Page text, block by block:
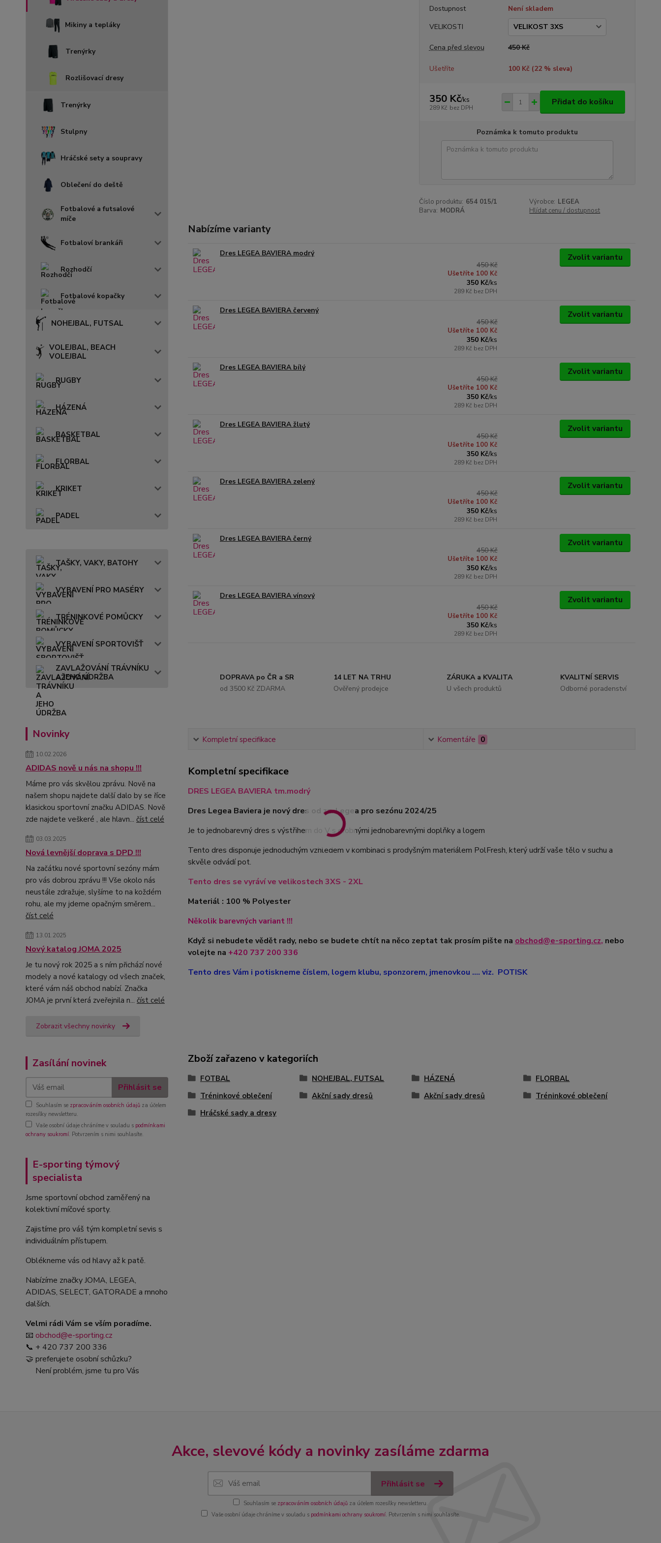
Mikiny a tepláky
Trenýrky
Rozlišovací dresy
Trenýrky
Stulpny
Hráčské sety a soupravy
Oblečení do deště
Fotbalové a futsalové
míče
Fotbaloví brankáři
Rozhodčí
Fotbalové kopačky
NOHEJBAL, FUTSAL
VOLEJBAL, BEACH
VOLEJBAL
RUGBY
HÁZENÁ
BASKETBAL
FLORBAL
KRIKET
PADEL
TAŠKY, VAKY, BATOHY
VYBAVENÍ PRO MASÉRY
TRÉNINKOVÉ POMŮCKY
VYBAVENÍ SPORTOVIŠŤ
ZAVLAŽOVÁNÍ TRÁVNÍKU
A JEHO ÚDRŽBA
Novinky
10.02.2026
ADIDAS nově u nás na shopu !!!
Máme pro vás skvělou zprávu. Nově na
našem shopu najdete další dalo by se říce
klasickou sportovní značku ADIDAS. Nově
zde najdete veškeré , ale hlavn... číst celé
03.03.2025
Nová levnější doprava s DPD !!!
Na začátku nové sportovní sezóny mám
pro vás dobrou zprávu !!! Vše okolo nás
neustále zdražuje, slyšíme to na koždém
rohu, ale my jdeme opačným směrem...
číst celé
13.01.2025
Nový katalog JOMA 2025
Je tu nový rok 2025 a s ním přichází nové
modely a nové katalogy od všech značek,
které vám náš obchod nabízí. Značka
JOMA je první která zveřejnila n... číst celé
Zobrazit všechny novinky
Zasílání novinek
Přihlásit se
Souhlasím se zpracováním osobních údajů za účelem
rozesílky newsletteru.
Vaše osobní údaje chráníme v souladu s podmínkami
ochrany soukromí. Potvrzením s nimi souhlasíte.
E-sporting týmový
specialista
Jsme sportovní obchod zaměřený na
kolektivní míčové sporty.
Zajistíme pro váš tým kompletní sevis s
individuálním přístupem.
Oblékneme vás od hlavy až k patě.
Nabízíme značky JOMA, LEGEA,
ADIDAS, SELECT, GATORADE a mnoho
dalších.
Velmi rádi Vám se vším poradíme.
📧 obchod@e-sporting.cz
📞 + 420 737 200 336
🤝 preferujete osobní schůzku?
Není problém, jsme tu pro Vás
Dostupnost
Není skladem
VELIKOSTI
Cena před slevou 450 Kč
Ušetříte 100 Kč (22% sleva)
350 Kč/ks
289 Kč bez DPH
Přidat do košíku
Poznámka k tomuto produktu
Číslo produktu: 654 015/1 Výrobce: LEGEA
Barva: MODRÁ Hlídat cenu / dostupnost
Nabízíme varianty
Dres LEGEA BAVIERA modrý
450 Kč
Ušetříte 100 Kč
350 Kč/ks
289 Kč bez DPH
Zvolit variantu
Dres LEGEA BAVIERA červený
450 Kč
Ušetříte 100 Kč
350 Kč/ks
289 Kč bez DPH
Zvolit variantu
Dres LEGEA BAVIERA bílý
450 Kč
Ušetříte 100 Kč
350 Kč/ks
289 Kč bez DPH
Zvolit variantu
Dres LEGEA BAVIERA žlutý
450 Kč
Ušetříte 100 Kč
350 Kč/ks
289 Kč bez DPH
Zvolit variantu
Dres LEGEA BAVIERA zelený
450 Kč
Ušetříte 100 Kč
350 Kč/ks
289 Kč bez DPH
Zvolit variantu
Dres LEGEA BAVIERA černý
450 Kč
Ušetříte 100 Kč
350 Kč/ks
289 Kč bez DPH
Zvolit variantu
Dres LEGEA BAVIERA vínový
450 Kč
Ušetříte 100 Kč
350 Kč/ks
289 Kč bez DPH
Zvolit variantu
DOPRAVA po ČR a SR
od 3500 Kč ZDARMA
14 LET NA TRHU
Ověřený prodejce
ZÁRUKA a KVALITA
U všech produktů
KVALITNÍ SERVIS
Odborné poradenství
Kompletní specifikace Komentáře 0
Kompletní specifikace
DRES LEGEA BAVIERA tm.modrý
Dres Legea Baviera je nový dres od zn. Legea pro sezónu 2024/25
Je to jednobarevný dres s výstřihem do V s drobnými jednobarevnými doplňky a logem
Tento dres disponuje jednoduchým vzhledem v kombinaci s prodyšným materiálem PolFresh, který udrží vaše tělo v suchu a
skvěle odvádí pot.
Tento dres se vyráví ve velikostech 3XS - 2XL
Materiál : 100 % Polyester
Několik barevných variant !!!
Když si nebudete vědět rady, nebo se budete chtít na něco zeptat tak prosím pište na obchod@e-sporting.cz, nebo
volejte na +420 737 200 336
Tento dres Vám i potiskneme číslem, logem klubu, sponzorem, jmenovkou .... viz. POTISK
Zboží zařazeno v kategoriích
FOTBAL NOHEJBAL, FUTSAL HÁZENÁ
FLORBAL
Tréninkové oblečení
Akční sady dresů Akční sady dresů
Tréninkové oblečení
Hráčské sady a dresy
Akce, slevové kódy a novinky zasíláme zdarma
Přihlásit se
Souhlasím se zpracováním osobních údajů za účelem rozesílky newsletteru.
Vaše osobní údaje chráníme v souladu s podmínkami ochrany soukromí. Potvrzením s nimi souhlasíte.